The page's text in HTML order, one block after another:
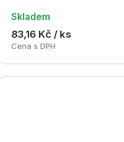
Skladem
83,16 Kč / ks
Cena s DPH